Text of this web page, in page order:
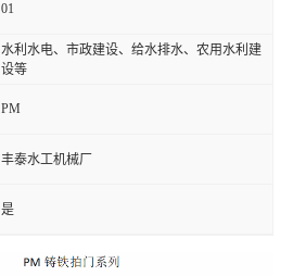
01
水利水电、市政建设、给水排水、农用水利建
设等
PM
丰泰水工机械厂
是